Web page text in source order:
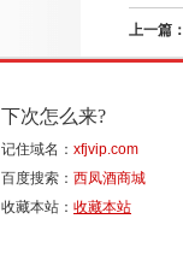
上一篇：
下次怎么来?
记住域名： xfjvip.com
百度搜索： 西凤酒商城
收藏本站： 收藏本站